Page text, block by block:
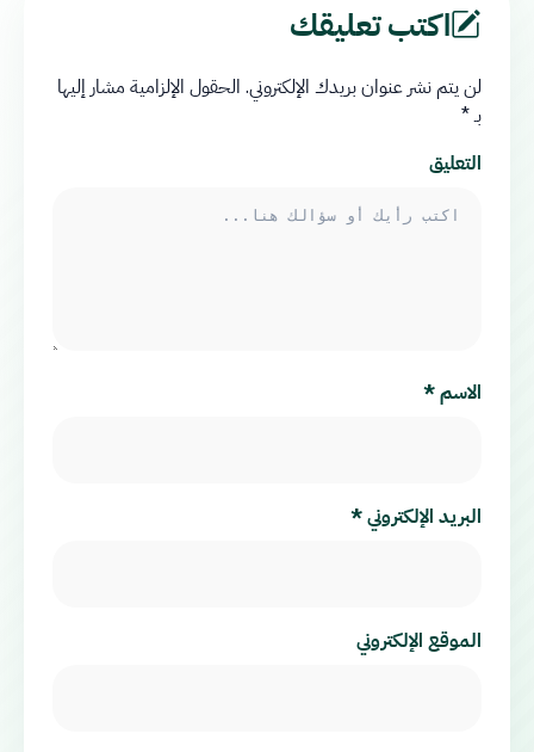
اكتب تعليقك
لن يتم نشر عنوان بريدك الإلكتروني. الحقول الإلزامية مشار إليها
بـ*
التعليق
الاسم*
البريد الإلكتروني*
الموقع الإلكتروني